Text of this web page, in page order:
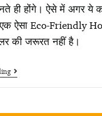
ही होंगे। ऐसे में अगर ये
ऐसा Eco-Friendly
की जरूरत नहीं है।